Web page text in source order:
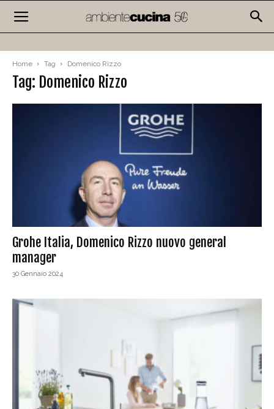
Home Tag Domenico Rizzo
Tag: Domenico Rizzo
Grohe Italia, Domenico Rizzo nuovo general
manager
30 Gennaio 2024